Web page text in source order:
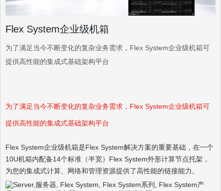
Flex System企业级机箱
为了满足当今不断变化的复杂业务需求，Flex System企业级机箱可
提供高性能的集成式基础架构平台
为了满足当今不断变化的复杂业务需求，Flex System企业级机箱可
提供高性能的集成式基础架构平台
Flex System企业级机箱是Flex System解决方案的重要基础，在一个
10U机箱内配备14个标准（半宽）Flex System外形计算节点托架，
为您的集成式计算、网络和管理资源提供了高性能的链接能力。